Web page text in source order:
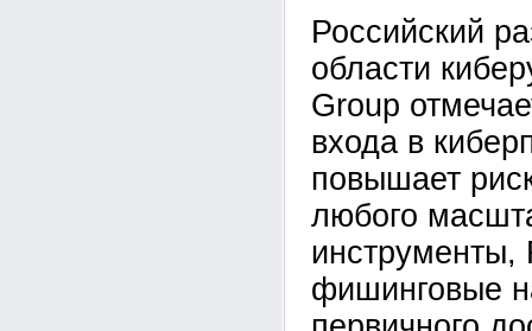
Российский
области
Group
входа в
повышает
любого
фишинговые